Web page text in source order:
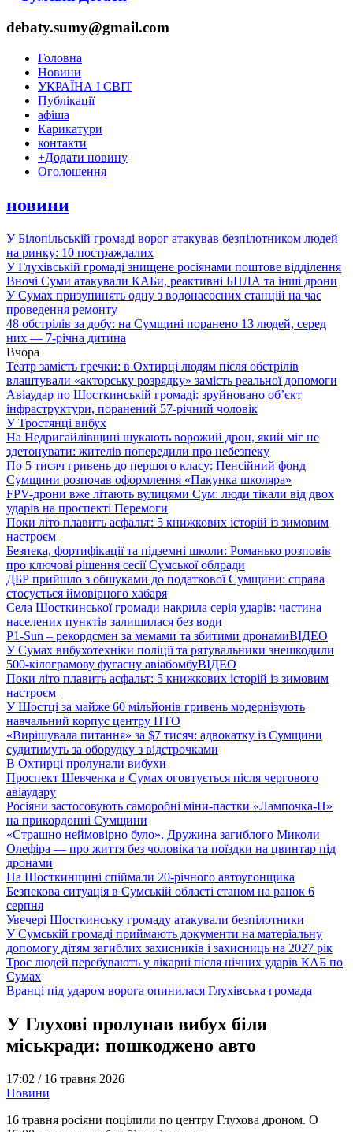
debaty.sumy@gmail.com
Головна
Новини
УКРАЇНА І СВІТ
Публікації
афіша
Карикатури
контакти
+Додати новину
Оголошення
новини
У Білопільській громаді ворог атакував безпілотником людей
на ринку: 10 постраждалих
У Глухівській громаді знищене росіянами поштове відділення
Вночі Суми атакували КАБи, реактивні БПЛА та інші дрони
У Сумах призупинять одну з водонасосних станцій на час
проведення ремонту
48 обстрілів за добу: на Сумщині поранено 13 людей, серед
них — 7-річна дитина
Вчора
Театр замість гречки: в Охтирці людям після обстрілів
влаштували «акторську розрядку» замість реальної допомоги
Авіаудар по Шосткинській громаді: зруйновано об’єкт
інфраструктури, поранений 57-річний чоловік
У Тростянці вибух
На Недригайлівщині шукають ворожий дрон, який міг не
здетонувати: жителів попередили про небезпеку
По 5 тисяч гривень до першого класу: Пенсійний фонд
Сумщини розпочав оформлення «Пакунка школяра»
FPV-дрони вже літають вулицями Сум: люди тікали від двох
ударів на проспекті Перемоги
Поки літо плавить асфальт: 5 книжкових історій із зимовим
настроєм
Безпека, фортифікації та підземні школи: Романько розповів
про ключові рішення сесії Сумської облради
ДБР прийшло з обшуками до податкової Сумщини: справа
стосується ймовірного хабаря
Села Шосткинської громади накрила серія ударів: частина
населених пунктів залишилася без води
P1-Sun – рекордсмен за мемами та збитими дронамиВІДЕО
У Сумах вибухотехніки поліції та рятувальники знешкодили
500-кілограмову фугасну авіабомбуВІДЕО
Поки літо плавить асфальт: 5 книжкових історій із зимовим
настроєм
У Шостці за майже 60 мільйонів гривень модернізують
навчальний корпус центру ПТО
«Вирішувала питання» за $7 тисяч: адвокатку із Сумщини
судитимуть за оборудку з відстрочками
В Охтирці пролунали вибухи
Проспект Шевченка в Сумах оговтується після чергового
авіаудару
Росіяни застосовують саморобні міни-пастки «Лампочка-Н»
на прикордонні Сумщини
«Страшно неймовірно було». Дружина загиблого Миколи
Олефіра — про життя без чоловіка та поїздки на цвинтар під
дронами
На Шосткинщині спіймали 20-річного автоугонщика
Безпекова ситуація в Сумській області станом на ранок 6
серпня
Увечері Шосткинську громаду атакували безпілотники
У Сумській громаді приймають документи на матеріальну
допомогу дітям загиблих захисників і захисниць на 2027 рік
Троє людей перебувають у лікарні після нічних ударів КАБ по
Сумах
Вранці під ударом ворога опинилася Глухівська громада
У Глухові пролунав вибух біля
міськради: пошкоджено авто
17:02 / 16 травня 2026
Новини
16 травня росіяни поцілили по центру Глухова дроном. О